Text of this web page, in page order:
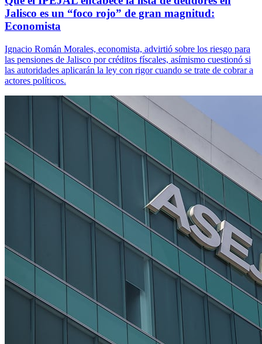
Jalisco es un “foco rojo” de gran magnitud:
Economista
Ignacio Román Morales, economista, advirtió sobre los riesgo para
las pensiones de Jalisco por créditos físcales, asímismo cuestionó si
las autoridades aplicarán la ley con rigor cuando se trate de cobrar a
actores políticos.